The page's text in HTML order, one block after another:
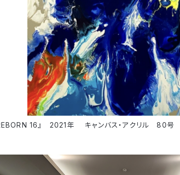
16』 2021年 キャンバス・アクリル 80号